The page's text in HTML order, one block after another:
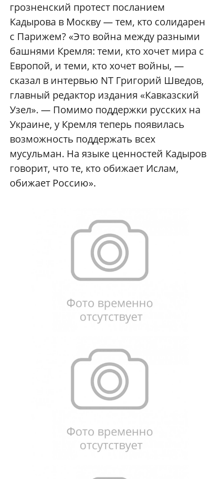
грозненский протест посланием
Кадырова в Москву — тем, кто солидарен
с Парижем? «Это война между разными
башнями Кремля: теми, кто хочет мира с
Европой, и теми, кто хочет войны, —
сказал в интервью NT Григорий Шведов,
главный редактор издания «Кавказский
Узел». — Помимо поддержки русских на
Украине, у Кремля теперь появилась
возможность поддержать всех
мусульман. На языке ценностей Кадыров
говорит, что те, кто обижает Ислам,
обижает Россию».